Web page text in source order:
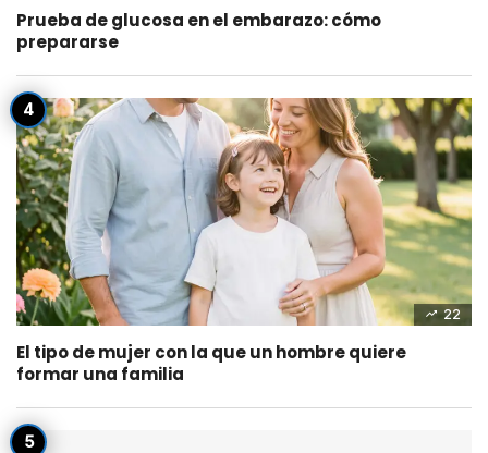
Prueba de glucosa en el embarazo: cómo
prepararse
22
El tipo de mujer con la que un hombre quiere
formar una familia